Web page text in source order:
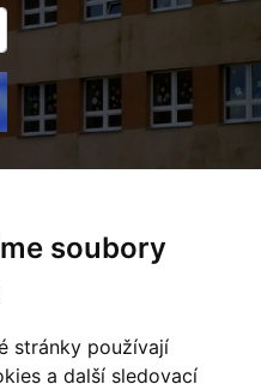
soubory
stránky používají
a další sledovací